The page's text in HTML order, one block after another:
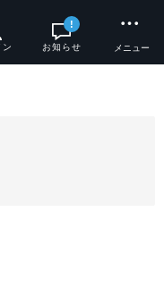
ン
!
お知らせ メニュー